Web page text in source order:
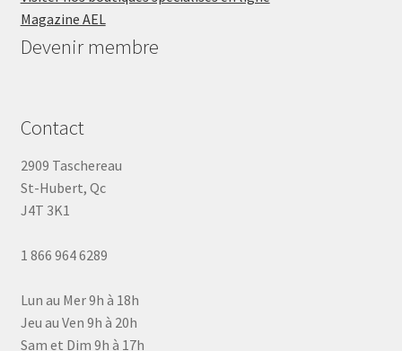
Magazine AEL
Devenir membre
Contact
2909 Taschereau
St-Hubert, Qc
J4T 3K1
1 866 964 6289
Lun au Mer 9h à 18h
Jeu au Ven 9h à 20h
Sam et Dim 9h à 17h